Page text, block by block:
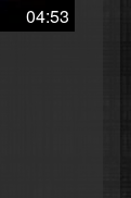
04:53